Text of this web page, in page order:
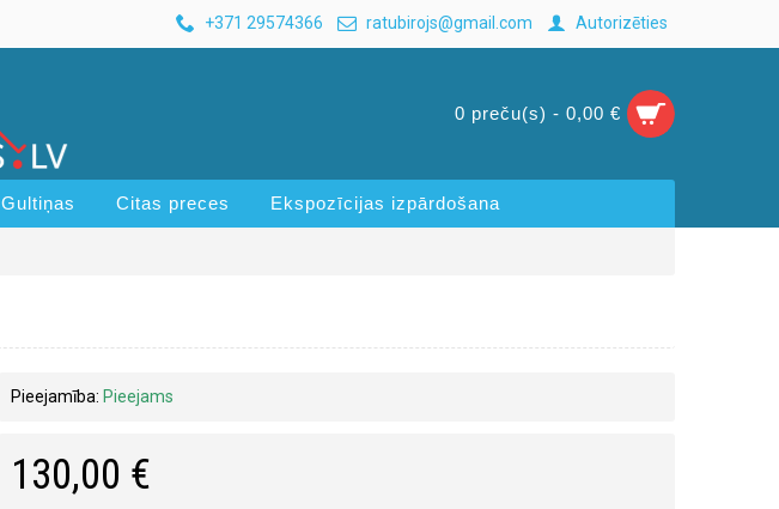
+371 29574366 ratubirojs@gmail.com Autorizēties
0 preču(s) - 0,00 €
Gultiņas Citas preces Ekspozīcijas izpārdošana
Pieejamība: Pieejams
130,00 €